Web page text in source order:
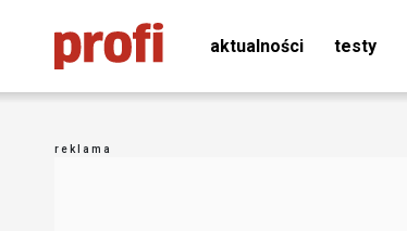
aktualności testy